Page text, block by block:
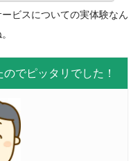
ビスについての実体験なん
でピッタリでした！